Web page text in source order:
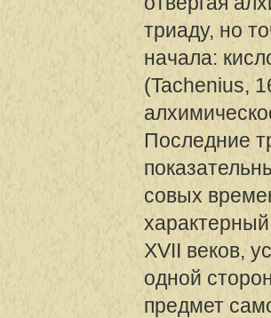
триаду, но
начала:
(Tachenius,
Последние
совых
XVII веков,
одной
предмет